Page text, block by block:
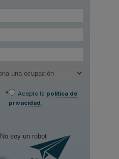
*
Acepto la política de
privacidad.
No soy un robot